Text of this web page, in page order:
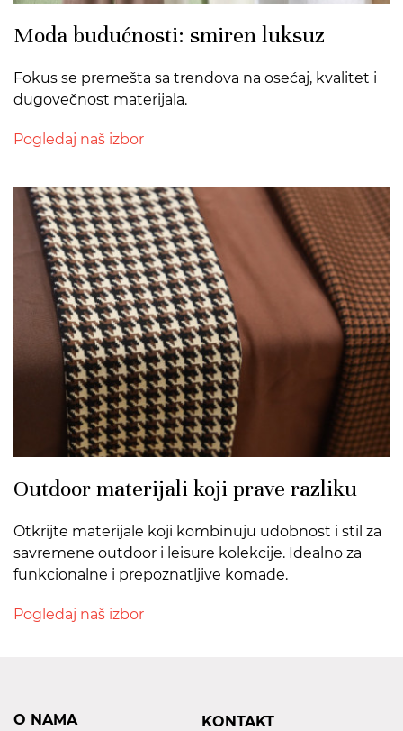
Moda budućnosti: smiren luksuz
Fokus se premešta sa trendova na osećaj, kvalitet i
dugovečnost materijala.
Pogledaj naš izbor
Outdoor materijali koji prave razliku
Otkrijte materijale koji kombinuju udobnost i stil za
savremene outdoor i leisure kolekcije. Idealno za
funkcionalne i prepoznatljive komade.
Pogledaj naš izbor
O NAMA KONTAKT